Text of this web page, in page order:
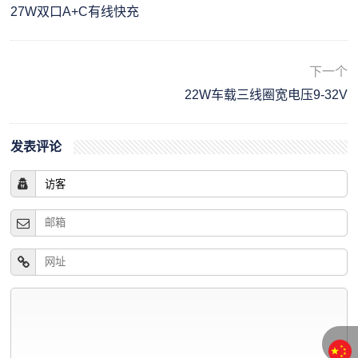
27W双口A+C有线快充
下一个
22W车载三线圈宽电压9-32V
发表评论